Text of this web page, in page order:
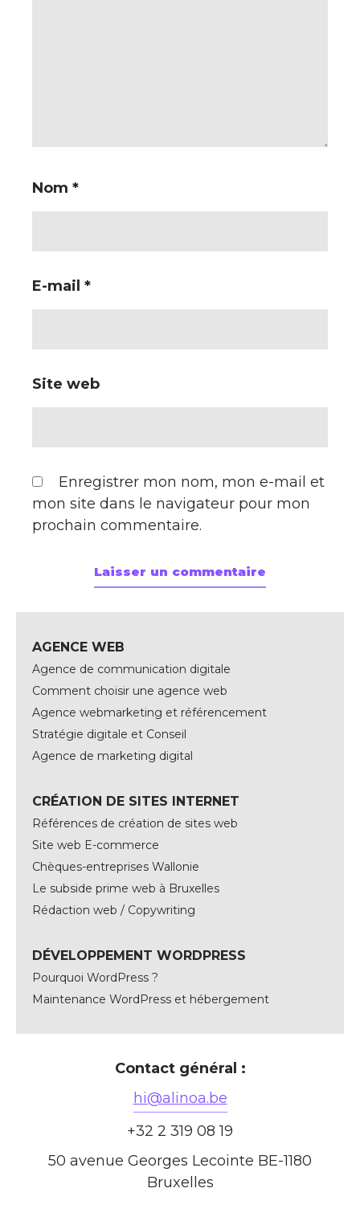
Nom *
E-mail *
Site web
Enregistrer mon nom, mon e-mail et
mon site dans le navigateur pour mon
prochain commentaire.
AGENCE WEB
Agence de communication digitale
Comment choisir une agence web
Agence webmarketing et référencement
Stratégie digitale et Conseil
Agence de marketing digital
CRÉATION DE SITES INTERNET
Références de création de sites web
Site web E-commerce
Chèques-entreprises Wallonie
Le subside prime web à Bruxelles
Rédaction web / Copywriting
DÉVELOPPEMENT WORDPRESS
Pourquoi WordPress ?
Maintenance WordPress et hébergement
Contact général :
hi@alinoa.be
+32 2 319 08 19
50 avenue Georges Lecointe BE-1180
Bruxelles